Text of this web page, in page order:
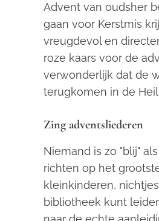
Advent van oudsher
gaan voor Kerstmis
vreugdevol en
roze kaars voor de
verwonderlijk dat de
terugkomen in de
Zing adventsliederen
Niemand is zo "blij"
richten op het
kleinkinderen,
bibliotheek kunt